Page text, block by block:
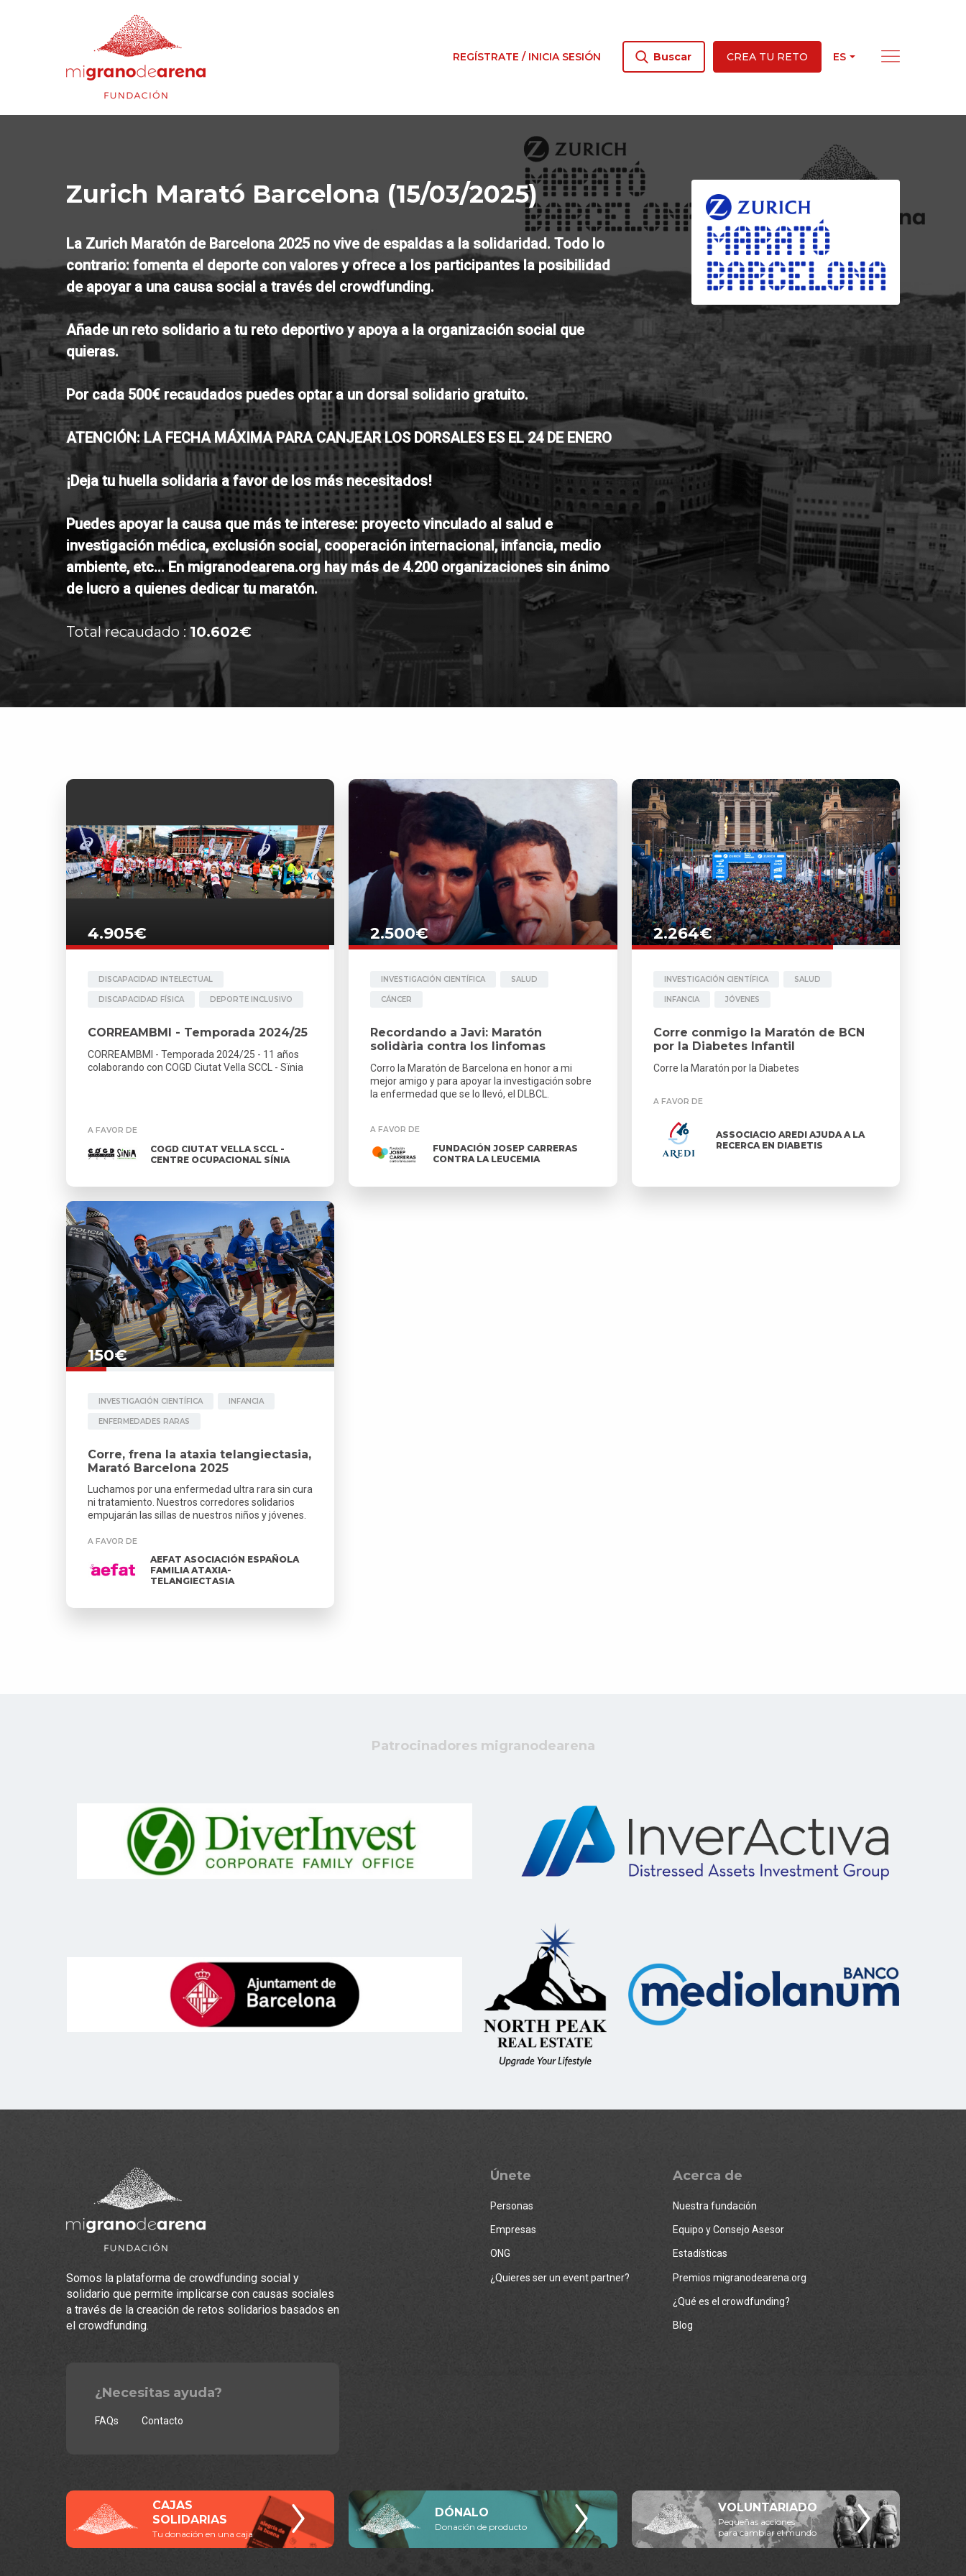
REGÍSTRATE / INICIA SESIÓN Buscar CREA TU RETO ES
Zurich Marató Barcelona (15/03/2025)
La Zurich Maratón de Barcelona 2025 no vive de espaldas a la solidaridad. Todo lo
contrario: fomenta el deporte con valores y ofrece a los participantes la posibilidad
de apoyar a una causa social a través del crowdfunding.
Añade un reto solidario a tu reto deportivo y apoya a la organización social que
quieras.
Por cada 500€ recaudados puedes optar a un dorsal solidario gratuito.
ATENCIÓN: LA FECHA MÁXIMA PARA CANJEAR LOS DORSALES ES EL 24 DE ENERO
¡Deja tu huella solidaria a favor de los más necesitados!
Puedes apoyar la causa que más te interese: proyecto vinculado al salud e
investigación médica, exclusión social, cooperación internacional, infancia, medio
ambiente, etc... En migranodearena.org hay más de 4.200 organizaciones sin ánimo
de lucro a quienes dedicar tu maratón.
Total recaudado : 10.602€
4.905€
DISCAPACIDAD INTELECTUAL
DISCAPACIDAD FÍSICA DEPORTE INCLUSIVO
CORREAMBMI - Temporada 2024/25
CORREAMBMI - Temporada 2024/25 - 11 años
colaborando con COGD Ciutat Vella SCCL - Sïnia
A FAVOR DE
COGD CIUTAT VELLA SCCL -
CENTRE OCUPACIONAL SÍNIA
2.500€
INVESTIGACIÓN CIENTÍFICA SALUD
CÁNCER
Recordando a Javi: Maratón
solidària contra los linfomas
Corro la Maratón de Barcelona en honor a mi
mejor amigo y para apoyar la investigación sobre
la enfermedad que se lo llevó, el DLBCL.
A FAVOR DE
FUNDACIÓN JOSEP CARRERAS
CONTRA LA LEUCEMIA
2.264€
INVESTIGACIÓN CIENTÍFICA SALUD
INFANCIA JÓVENES
Corre conmigo la Maratón de BCN
por la Diabetes Infantil
Corre la Maratón por la Diabetes
A FAVOR DE
ASSOCIACIO AREDI AJUDA A LA
RECERCA EN DIABETIS
150€
INVESTIGACIÓN CIENTÍFICA INFANCIA
ENFERMEDADES RARAS
Corre, frena la ataxia telangiectasia,
Marató Barcelona 2025
Luchamos por una enfermedad ultra rara sin cura
ni tratamiento. Nuestros corredores solidarios
empujarán las sillas de nuestros niños y jóvenes.
A FAVOR DE
AEFAT ASOCIACIÓN ESPAÑOLA
FAMILIA ATAXIA-
TELANGIECTASIA
Patrocinadores migranodearena
Somos la plataforma de crowdfunding social y
solidario que permite implicarse con causas sociales
a través de la creación de retos solidarios basados en
el crowdfunding.
¿Necesitas ayuda?
FAQs Contacto
Únete
Personas
Empresas
ONG
¿Quieres ser un event partner?
Acerca de
Nuestra fundación
Equipo y Consejo Asesor
Estadísticas
Premios migranodearena.org
¿Qué es el crowdfunding?
Blog
CAJAS
SOLIDARIAS
Tu donación en una caja
DÓNALO
Donación de producto
VOLUNTARIADO
Pequeñas acciones
para cambiar el mundo